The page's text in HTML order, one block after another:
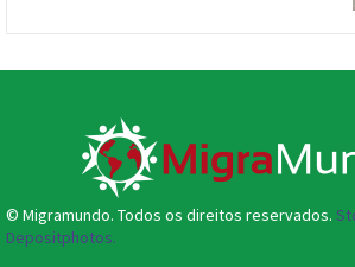
© Migramundo. Todos os direitos reservados.
Depositphotos.